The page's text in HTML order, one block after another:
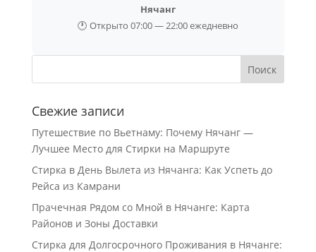
Нячанг
🕐 Открыто 07:00 — 22:00 ежедневно
Свежие записи
Путешествие по Вьетнаму: Почему Нячанг —
Лучшее Место для Стирки на Маршруте
Стирка в День Вылета из Нячанга: Как Успеть до
Рейса из Камрани
Прачечная Рядом со Мной в Нячанге: Карта
Районов и Зоны Доставки
Стирка для Долгосрочного Проживания в Нячанге: